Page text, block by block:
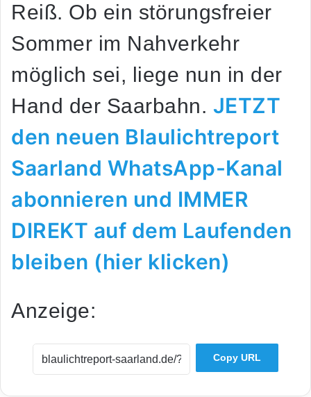
Reiß. Ob ein störungsfreier
Sommer im Nahverkehr
möglich sei, liege nun in der
Hand der Saarbahn. JETZT
den neuen Blaulichtreport
Saarland WhatsApp-Kanal
abonnieren und IMMER
DIREKT auf dem Laufenden
bleiben (hier klicken)
Anzeige:
Copy URL